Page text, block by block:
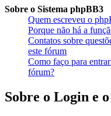
Sobre o Sistema phpBB3
Quem escreveu o
Porque não há a
Contatos sobre
este fórum
Como faço para
fórum?
Sobre o Login e